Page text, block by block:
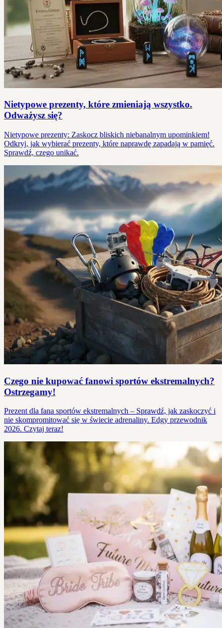
Nietypowe prezenty, które zmieniają wszystko.
Odważysz się?
Nietypowe prezenty: Zaskocz bliskich niebanalnym upominkiem!
Odkryj, jak wybierać prezenty, które naprawdę zapadają w pamięć.
Sprawdź, czego unikać.
Czego nie kupować fanowi sportów ekstremalnych?
Ostrzegamy!
Prezent dla fana sportów ekstremalnych – Sprawdź, jak zaskoczyć i
nie skompromitować się w świecie adrenaliny. Edgy przewodnik
2026. Czytaj teraz!